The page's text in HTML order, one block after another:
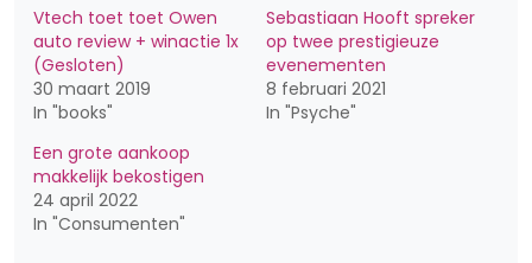
Vtech toet toet Owen
auto review + winactie 1x
(Gesloten)
30 maart 2019
In "books"
Sebastiaan Hooft spreker
op twee prestigieuze
evenementen
8 februari 2021
In "Psyche"
Een grote aankoop
makkelijk bekostigen
24 april 2022
In "Consumenten"